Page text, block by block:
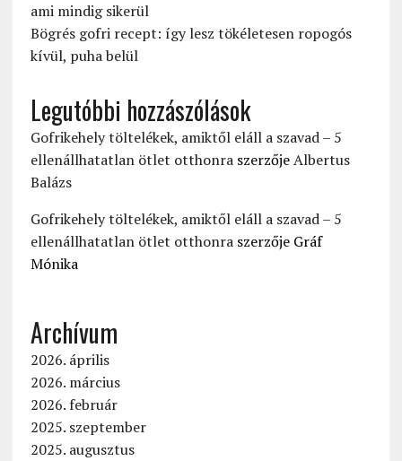
ami mindig sikerül
Bögrés gofri recept: így lesz tökéletesen ropogós
kívül, puha belül
Legutóbbi hozzászólások
Gofrikehely töltelékek, amiktől eláll a szavad – 5
ellenállhatatlan ötlet otthonraszerzőjeAlbertus
Balázs
Gofrikehely töltelékek, amiktől eláll a szavad – 5
ellenállhatatlan ötlet otthonraszerzője Gráf
Mónika
Archívum
2026. április
2026. március
2026. február
2025. szeptember
2025. augusztus